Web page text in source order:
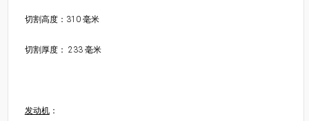
切割高度：310 毫米
切割厚度： 233 毫米
发动机：